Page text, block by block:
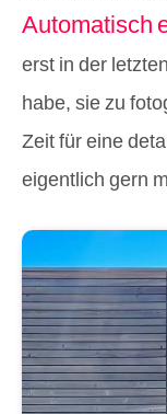
Automatisch
erst in der
habe, sie zu
Zeit für eine
eigentlich gern